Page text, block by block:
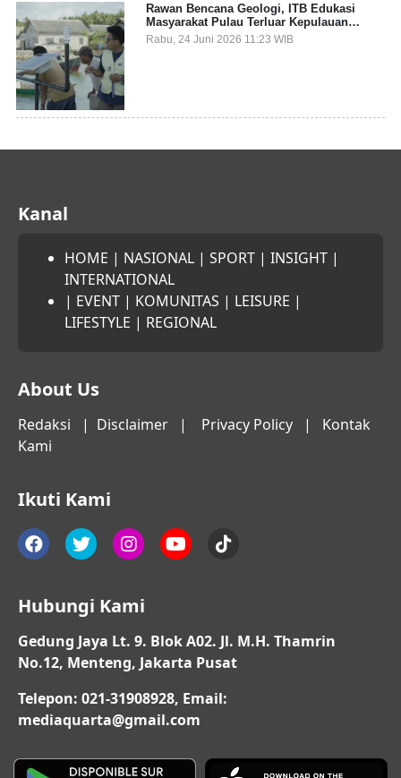
Rawan Bencana Geologi, ITB Edukasi
Masyarakat Pulau Terluar Kepulauan
Selayar Terkait Mitigasi Berbasis Kawasan
Pesisir
Rabu, 24 Juni 2026 11:23 WIB
Kanal
HOME | NASIONAL | SPORT | INSIGHT |
INTERNATIONAL
| EVENT | KOMUNITAS | LEISURE |
LIFESTYLE | REGIONAL
About Us
Redaksi | Disclaimer | Privacy Policy | Kontak
Kami
Ikuti Kami
Hubungi Kami
Gedung Jaya Lt. 9. Blok A02. Jl. M.H. Thamrin
No.12, Menteng, Jakarta Pusat
Telepon: 021-31908928, Email:
mediaquarta@gmail.com